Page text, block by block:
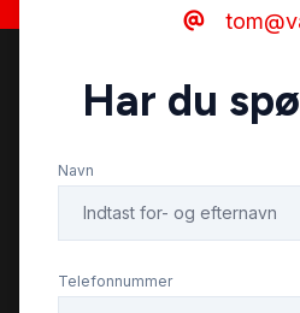
Har du
Navn
Telefonnummer